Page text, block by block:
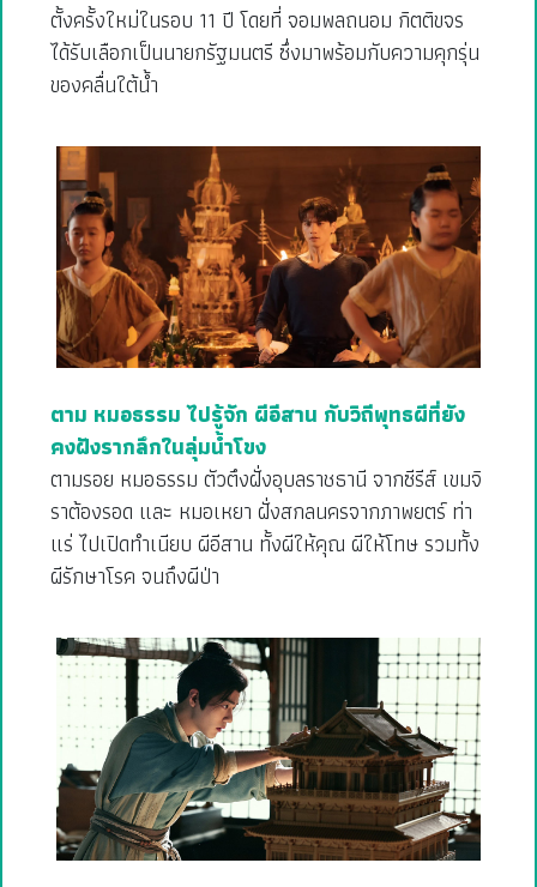
ตั้งครั้งใหม่ในรอบ 11 ปี โดยที่ จอมพลถนอม กิตติขจร
ได้รับเลือกเป็นนายกรัฐมนตรี ซึ่งมาพร้อมกับความคุกรุ่น
ของคลื่นใต้น้ำ
ตาม หมอธรรม ไปรู้จัก ผีอีสาน กับวิถีพุทธผีที่ยัง
คงฝังรากลึกในลุ่มน้ำโขง
ตามรอย หมอธรรม ตัวตึงฝั่งอุบลราชธานี จากซีรีส์ เขมจิ
ราต้องรอด และ หมอเหยา ฝั่งสกลนครจากภาพยตร์ ท่า
แร่ ไปเปิดทำเนียบ ผีอีสาน ทั้งผีให้คุณ ผีให้โทษ รวมทั้ง
ผีรักษาโรค จนถึงผีป่า